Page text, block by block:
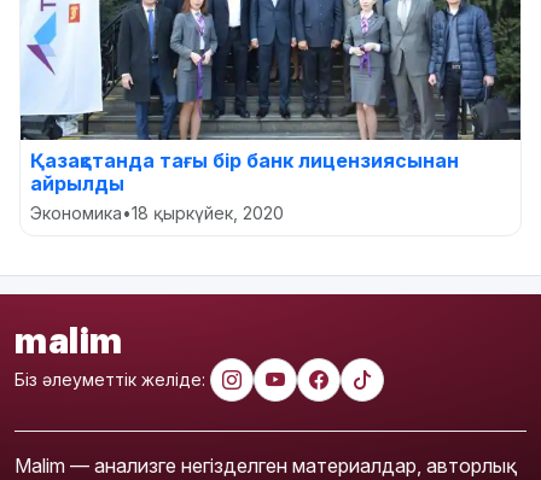
Қазақстанда тағы бір банк лицензиясынан
айрылды
Экономика•18 қыркүйек, 2020
malim
Біз әлеуметтік желіде:
Malim — анализге негізделген материалдар, авторлық